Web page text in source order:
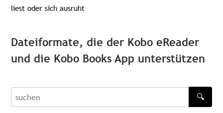
liest oder sich ausruht
Dateiformate, die der Kobo eReader
und die Kobo Books App unterstützen
recherche
🔍